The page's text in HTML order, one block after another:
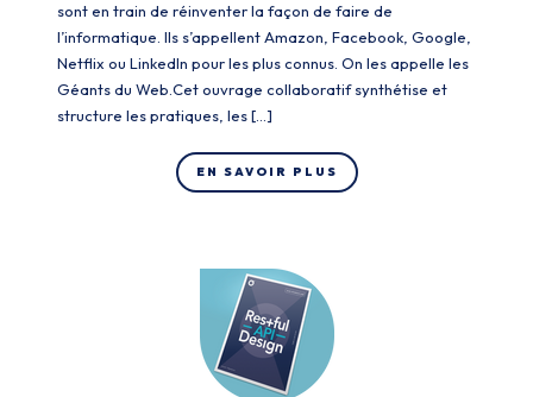
sont en train de réinventer la façon de faire de
l’informatique. Ils s’appellent Amazon, Facebook, Google,
Netflix ou LinkedIn pour les plus connus. On les appelle les
Géants du Web.Cet ouvrage collaboratif synthétise et
structure les pratiques, les […]
EN SAVOIR PLUS